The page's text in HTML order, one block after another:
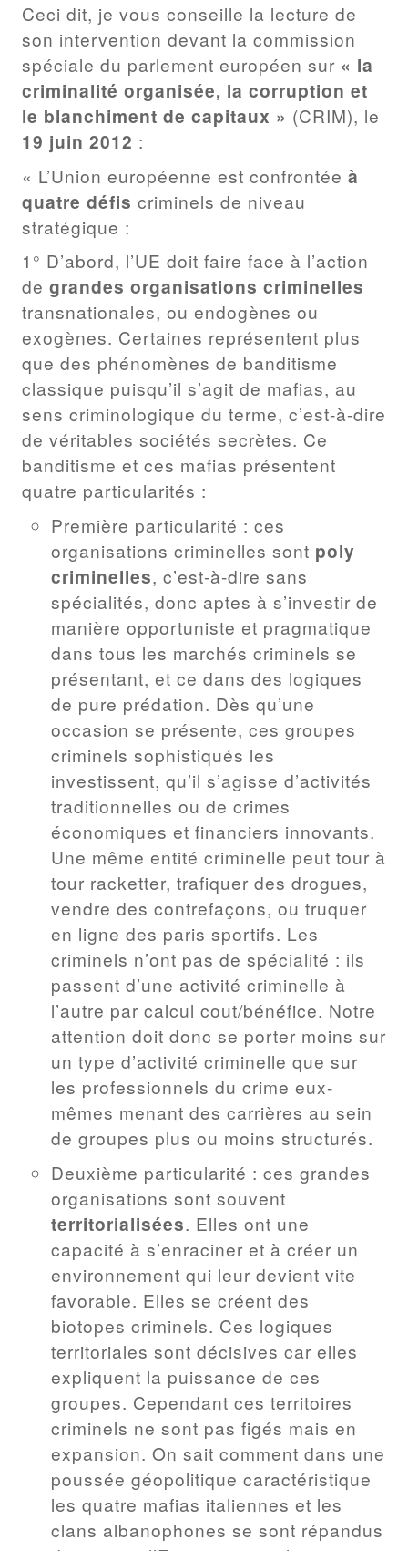
Ceci dit, je vous conseille la lecture de
son intervention devant la commission
spéciale du parlement européen sur « la
criminalité organisée, la corruption et
le blanchiment de capitaux » (CRIM), le
19 juin 2012 :
« L’Union européenne est confrontée à
quatre défis criminels de niveau
stratégique :
1° D’abord, l’UE doit faire face à l’action
de grandes organisations criminelles
transnationales, ou endogènes ou
exogènes. Certaines représentent plus
que des phénomènes de banditisme
classique puisqu’il s’agit de mafias, au
sens criminologique du terme, c’est-à-dire
de véritables sociétés secrètes. Ce
banditisme et ces mafias présentent
quatre particularités :
Première particularité : ces
organisations criminelles sont poly
criminelles, c’est-à-dire sans
spécialités, donc aptes à s’investir de
manière opportuniste et pragmatique
dans tous les marchés criminels se
présentant, et ce dans des logiques
de pure prédation. Dès qu’une
occasion se présente, ces groupes
criminels sophistiqués les
investissent, qu’il s’agisse d’activités
traditionnelles ou de crimes
économiques et financiers innovants.
Une même entité criminelle peut tour à
tour racketter, trafiquer des drogues,
vendre des contrefaçons, ou truquer
en ligne des paris sportifs. Les
criminels n’ont pas de spécialité : ils
passent d’une activité criminelle à
l’autre par calcul cout/bénéfice. Notre
attention doit donc se porter moins sur
un type d’activité criminelle que sur
les professionnels du crime eux-
mêmes menant des carrières au sein
de groupes plus ou moins structurés.
Deuxième particularité : ces grandes
organisations sont souvent
territorialisées. Elles ont une
capacité à s’enraciner et à créer un
environnement qui leur devient vite
favorable. Elles se créent des
biotopes criminels. Ces logiques
territoriales sont décisives car elles
expliquent la puissance de ces
groupes. Cependant ces territoires
criminels ne sont pas figés mais en
expansion. On sait comment dans une
poussée géopolitique caractéristique
les quatre mafias italiennes et les
clans albanophones se sont répandus